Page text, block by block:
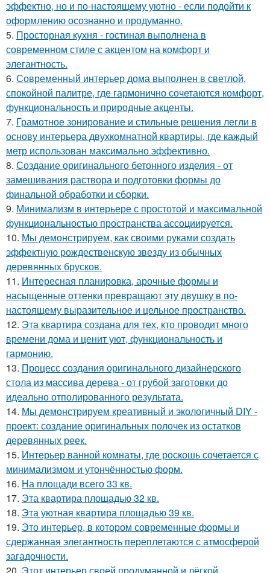
эффектно, но и по-настоящему уютно - если подойти к
оформлению осознанно и продуманно.
5. Просторная кухня - гостиная выполнена в
современном стиле с акцентом на комфорт и
элегантность.
6. Современный интерьер дома выполнен в светлой,
спокойной палитре, где гармонично сочетаются комфорт,
функциональность и природные акценты.
7. Грамотное зонирование и стильные решения легли в
основу интерьера двухкомнатной квартиры, где каждый
метр использован максимально эффективно.
8. Создание оригинального бетонного изделия - от
замешивания раствора и подготовки формы до
финальной обработки и сборки.
9. Минимализм в интерьере с простотой и максимальной
функциональностью пространства ассоциируется.
10. Мы демонстрируем, как своими руками создать
эффектную рождественскую звезду из обычных
деревянных брусков.
11. Интересная планировка, арочные формы и
насыщенные оттенки превращают эту двушку в по-
настоящему выразительное и цельное пространство.
12. Эта квартира создана для тех, кто проводит много
времени дома и ценит уют, функциональность и
гармонию.
13. Процесс создания оригинального дизайнерского
стола из массива дерева - от грубой заготовки до
идеально отполированного результата.
14. Мы демонстрируем креативный и экологичный DIY -
проект: создание оригинальных полочек из остатков
деревянных реек.
15. Интерьер ванной комнаты, где роскошь сочетается с
минимализмом и утончённостью форм.
16. На площади всего 33 кв.
17. Эта квартира площадью 32 кв.
18. Эта уютная квартира площадью 39 кв.
19. Это интерьер, в котором современные формы и
сдержанная элегантность переплетаются с атмосферой
загадочности.
20. Этот интерьер своей продуманной и лёгкой